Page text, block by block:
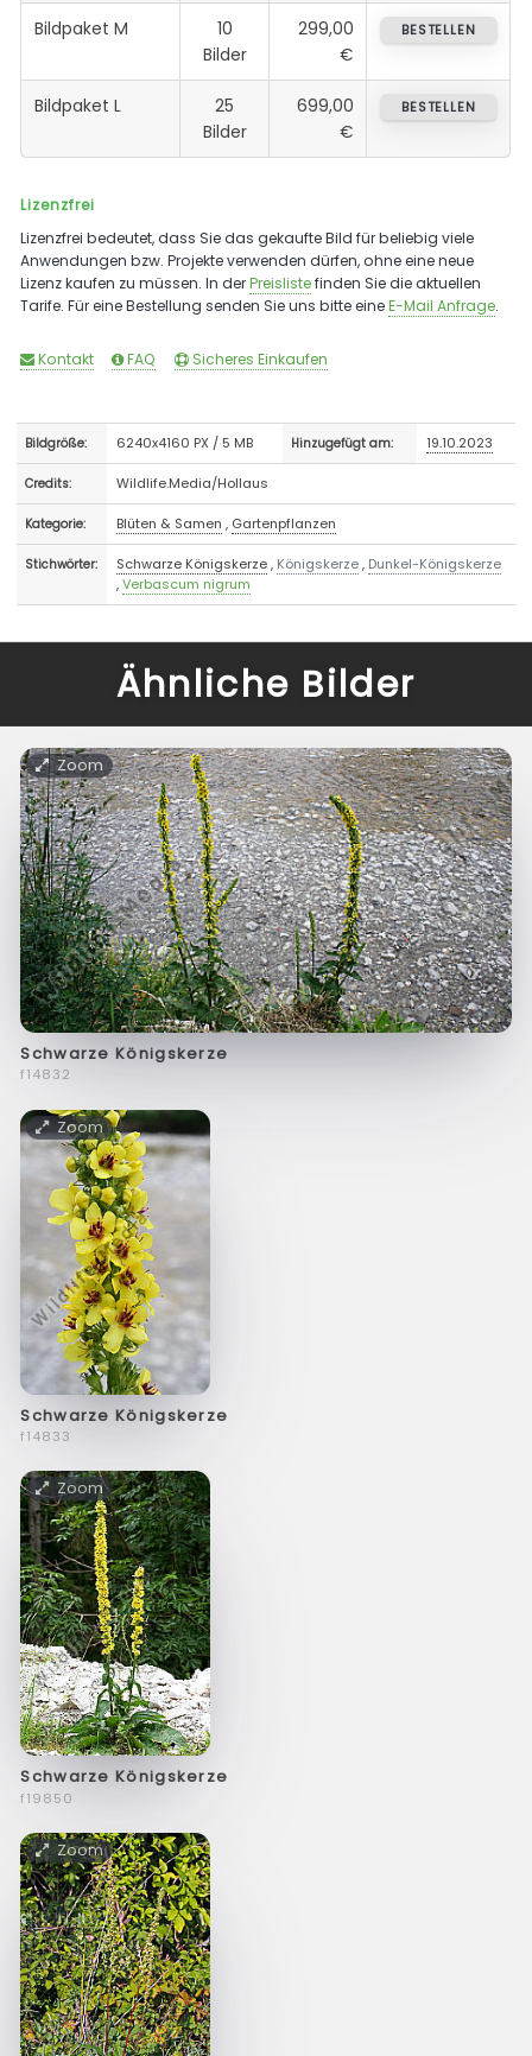
Bildpaket M
10
Bilder
299,00
€
BESTELLEN
Bildpaket L
25
Bilder
699,00
€
BESTELLEN
Lizenzfrei
Lizenzfrei bedeutet, dass Sie das gekaufte Bild für beliebig viele
Anwendungen bzw. Projekte verwenden dürfen, ohne eine neue
Lizenz kaufen zu müssen. In derPreislistefinden Sie die aktuellen
Tarife. Für eine Bestellung senden Sie uns bitte eineE-Mail Anfrage.
Kontakt FAQ Sicheres Einkaufen
Bildgröße: 6240x4160 PX / 5 MB Hinzugefügt am: 19.10.2023
Credits: Wildlife.Media/Hollaus
Kategorie: Blüten & Samen , Gartenpflanzen
Stichwörter: Schwarze Königskerze, Königskerze, Dunkel-Königskerze
,Verbascum nigrum
Ähnliche Bilder
Zoom
Schwarze Königskerze
f14832
Zoom
Schwarze Königskerze
f14833
Zoom
Schwarze Königskerze
f19850
Zoom